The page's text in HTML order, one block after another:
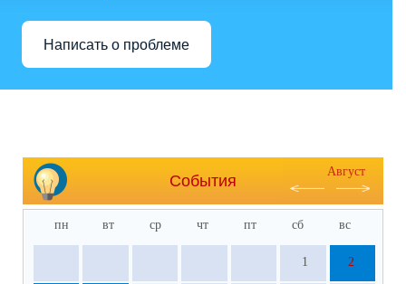
Написать о проблеме
События
Август
пн вт ср чт пт сб вс
1 2